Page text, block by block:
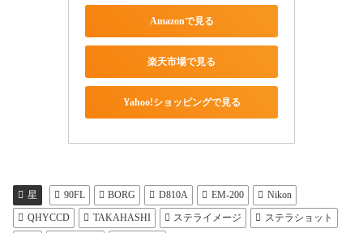
Amazonで見る
楽天市場で見る
Yahoo!ショッピングで見る
星 90FL BORG D810A EM-200
Nikon
QHYCCD
TAKAHASHI ステライメージ ステラショット